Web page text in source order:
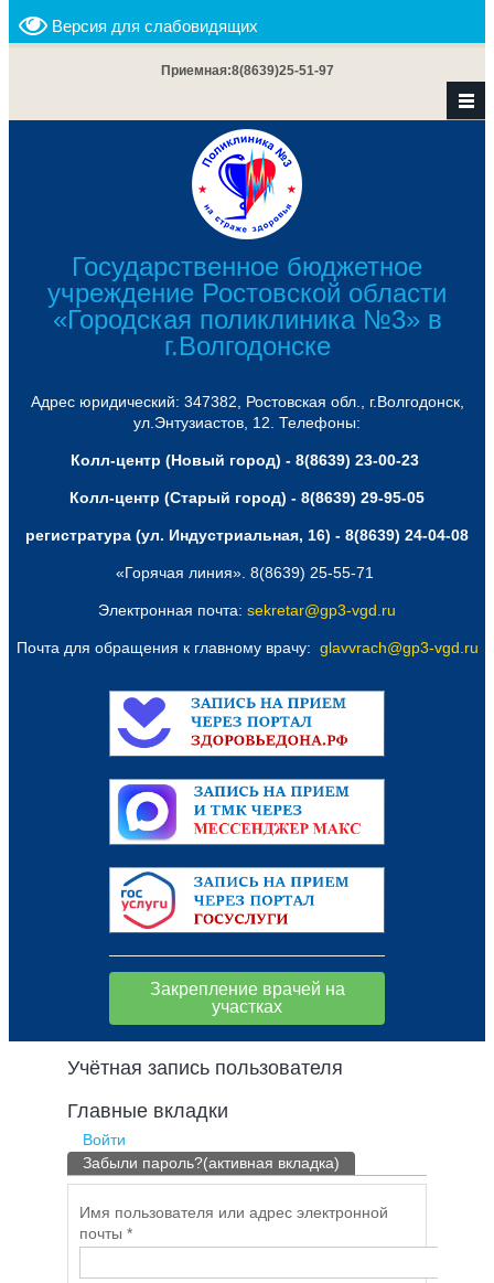
Версия для слабовидящих
Приемная:8(8639)25-51-97
Государственное бюджетное
учреждение Ростовской области
«Городская поликлиника №3» в
г.Волгодонске
Адрес юридический: 347382, Ростовская обл., г.Волгодонск,
ул.Энтузиастов, 12. Телефоны:
Колл-центр (Новый город) - 8(8639) 23-00-23
Колл-центр (Старый город) - 8(8639) 29-95-05
регистратура (ул. Индустриальная, 16) - 8(8639) 24-04-08
«Горячая линия». 8(8639) 25-55-71
Электронная почта: sekretar@gp3-vgd.ru
Почта для обращения к главному врачу: glavvrach@gp3-vgd.ru
Закрепление врачей на
участках
Учётная запись пользователя
Главные вкладки
Войти
Забыли пароль?(активная вкладка)
Имя пользователя или адрес электронной
почты *